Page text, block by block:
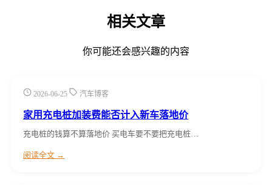
相关文章
你可能还会感兴趣的内容
2026-06-25 汽车博客
家用充电桩加装费能否计入新车落地价
充电桩的钱算不算落地价 买电车要不要把充电桩…
阅读全文 →